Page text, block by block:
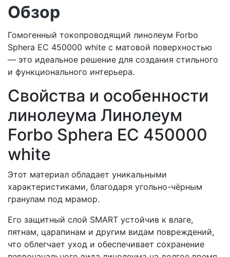
Обзор
Гомогенный токопроводящий линолеум Forbo
Sphera EC 450000 white с матовой поверхностью
— это идеальное решение для создания стильного
и функционального интерьера.
Свойства и особенности
линолеума Линолеум
Forbo Sphera EC 450000
white
Этот материал обладает уникальными
характеристиками, благодаря угольно-чёрным
гранулам под мрамор.
Его защитный слой SMART устойчив к влаге,
пятнам, царапинам и другим видам повреждений,
что облегчает уход и обеспечивает сохранение